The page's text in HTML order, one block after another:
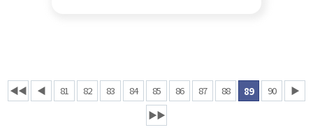
◀◀ ◀ 81 82 83 84 85 86 87 88 89 90 ▶
▶▶